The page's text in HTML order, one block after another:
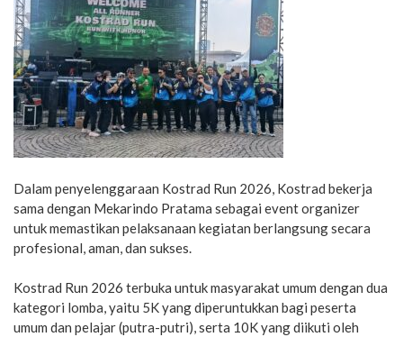
Dalam penyelenggaraan Kostrad Run 2026, Kostrad bekerja
sama dengan Mekarindo Pratama sebagai event organizer
untuk memastikan pelaksanaan kegiatan berlangsung secara
profesional, aman, dan sukses.
Kostrad Run 2026 terbuka untuk masyarakat umum dengan dua
kategori lomba, yaitu 5K yang diperuntukkan bagi peserta
umum dan pelajar (putra-putri), serta 10K yang diikuti oleh